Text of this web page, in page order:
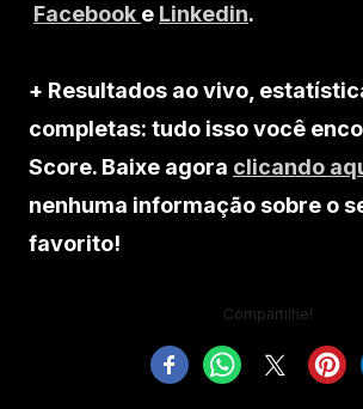
Facebook e Linkedin.
+ Resultados ao vivo,
completas: tudo isso você
Score. Baixe agora clicando
nenhuma informação sobre o
favorito!
Compartilhe!